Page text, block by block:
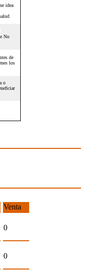
Venta
0
0